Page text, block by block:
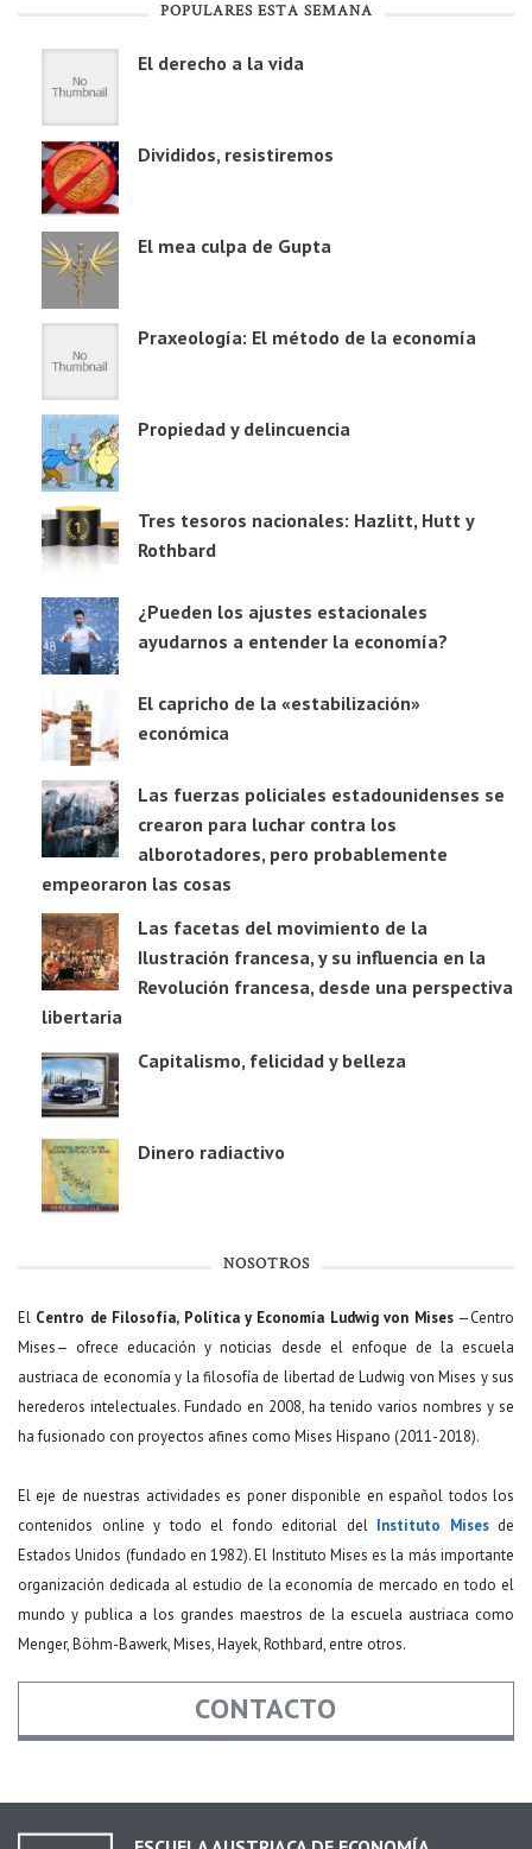
POPULARES ESTA SEMANA
El derecho a la vida
Divididos, resistiremos
El mea culpa de Gupta
Praxeología: El método de la economía
Propiedad y delincuencia
Tres tesoros nacionales: Hazlitt, Hutt y
Rothbard
¿Pueden los ajustes estacionales
ayudarnos a entender la economía?
El capricho de la «estabilización»
económica
Las fuerzas policiales estadounidenses se
crearon para luchar contra los
alborotadores, pero probablemente
empeoraron las cosas
Las facetas del movimiento de la
Ilustración francesa, y su influencia en la
Revolución francesa, desde una perspectiva
libertaria
Capitalismo, felicidad y belleza
Dinero radiactivo
NOSOTROS
El Centro de Filosofía, Política y Economía Ludwig von Mises—Centro
Mises— ofrece educación y noticias desde el enfoque de la escuela
austriaca de economía y la filosofía de libertad de Ludwig von Mises y sus
herederos intelectuales. Fundado en 2008, ha tenido varios nombres y se
ha fusionado con proyectos afines como Mises Hispano (2011-2018).
El eje de nuestras actividades es poner disponible en español todos los
contenidos online y todo el fondo editorial del Instituto Misesde
Estados Unidos (fundado en 1982). El Instituto Mises es la más importante
organización dedicada al estudio de la economía de mercado en todo el
mundo y publica a los grandes maestros de la escuela austriaca como
Menger, Böhm-Bawerk, Mises, Hayek, Rothbard, entre otros.
CONTACTO